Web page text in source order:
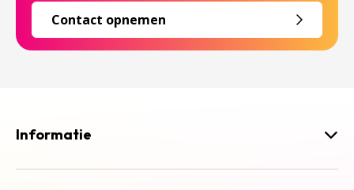
Contact opnemen
Informatie